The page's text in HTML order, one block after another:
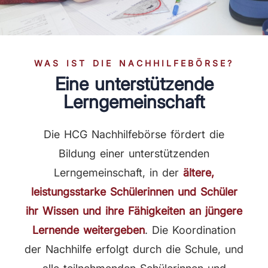
WAS IST DIE NACHHILFEBÖRSE?
Eine unterstützende
Lerngemeinschaft
Die HCG Nachhilfebörse fördert die
Bildung einer unterstützenden
Lerngemeinschaft, in der ältere,
leistungsstarke Schülerinnen und Schüler
ihr Wissen und ihre Fähigkeiten an jüngere
Lernende weitergeben. Die Koordination
der Nachhilfe erfolgt durch die Schule, und